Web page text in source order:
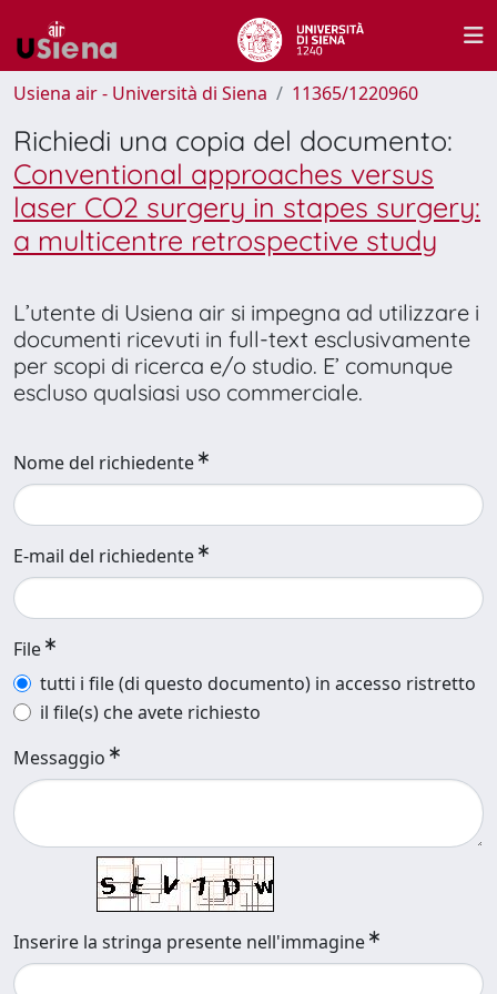
Usiena air - Università di Siena 11365/1220960
Richiedi una copia del documento:
Conventional approaches versus
laser CO2 surgery in stapes surgery:
a multicentre retrospective study
L’utente di Usiena air si impegna ad utilizzare i
documenti ricevuti in full-text esclusivamente
per scopi di ricerca e/o studio. E’ comunque
escluso qualsiasi uso commerciale.
Nome del richiedente
E-mail del richiedente
File
tutti i file (di questo documento) in accesso ristretto
il file(s) che avete richiesto
Messaggio
Inserire la stringa presente nell'immagine